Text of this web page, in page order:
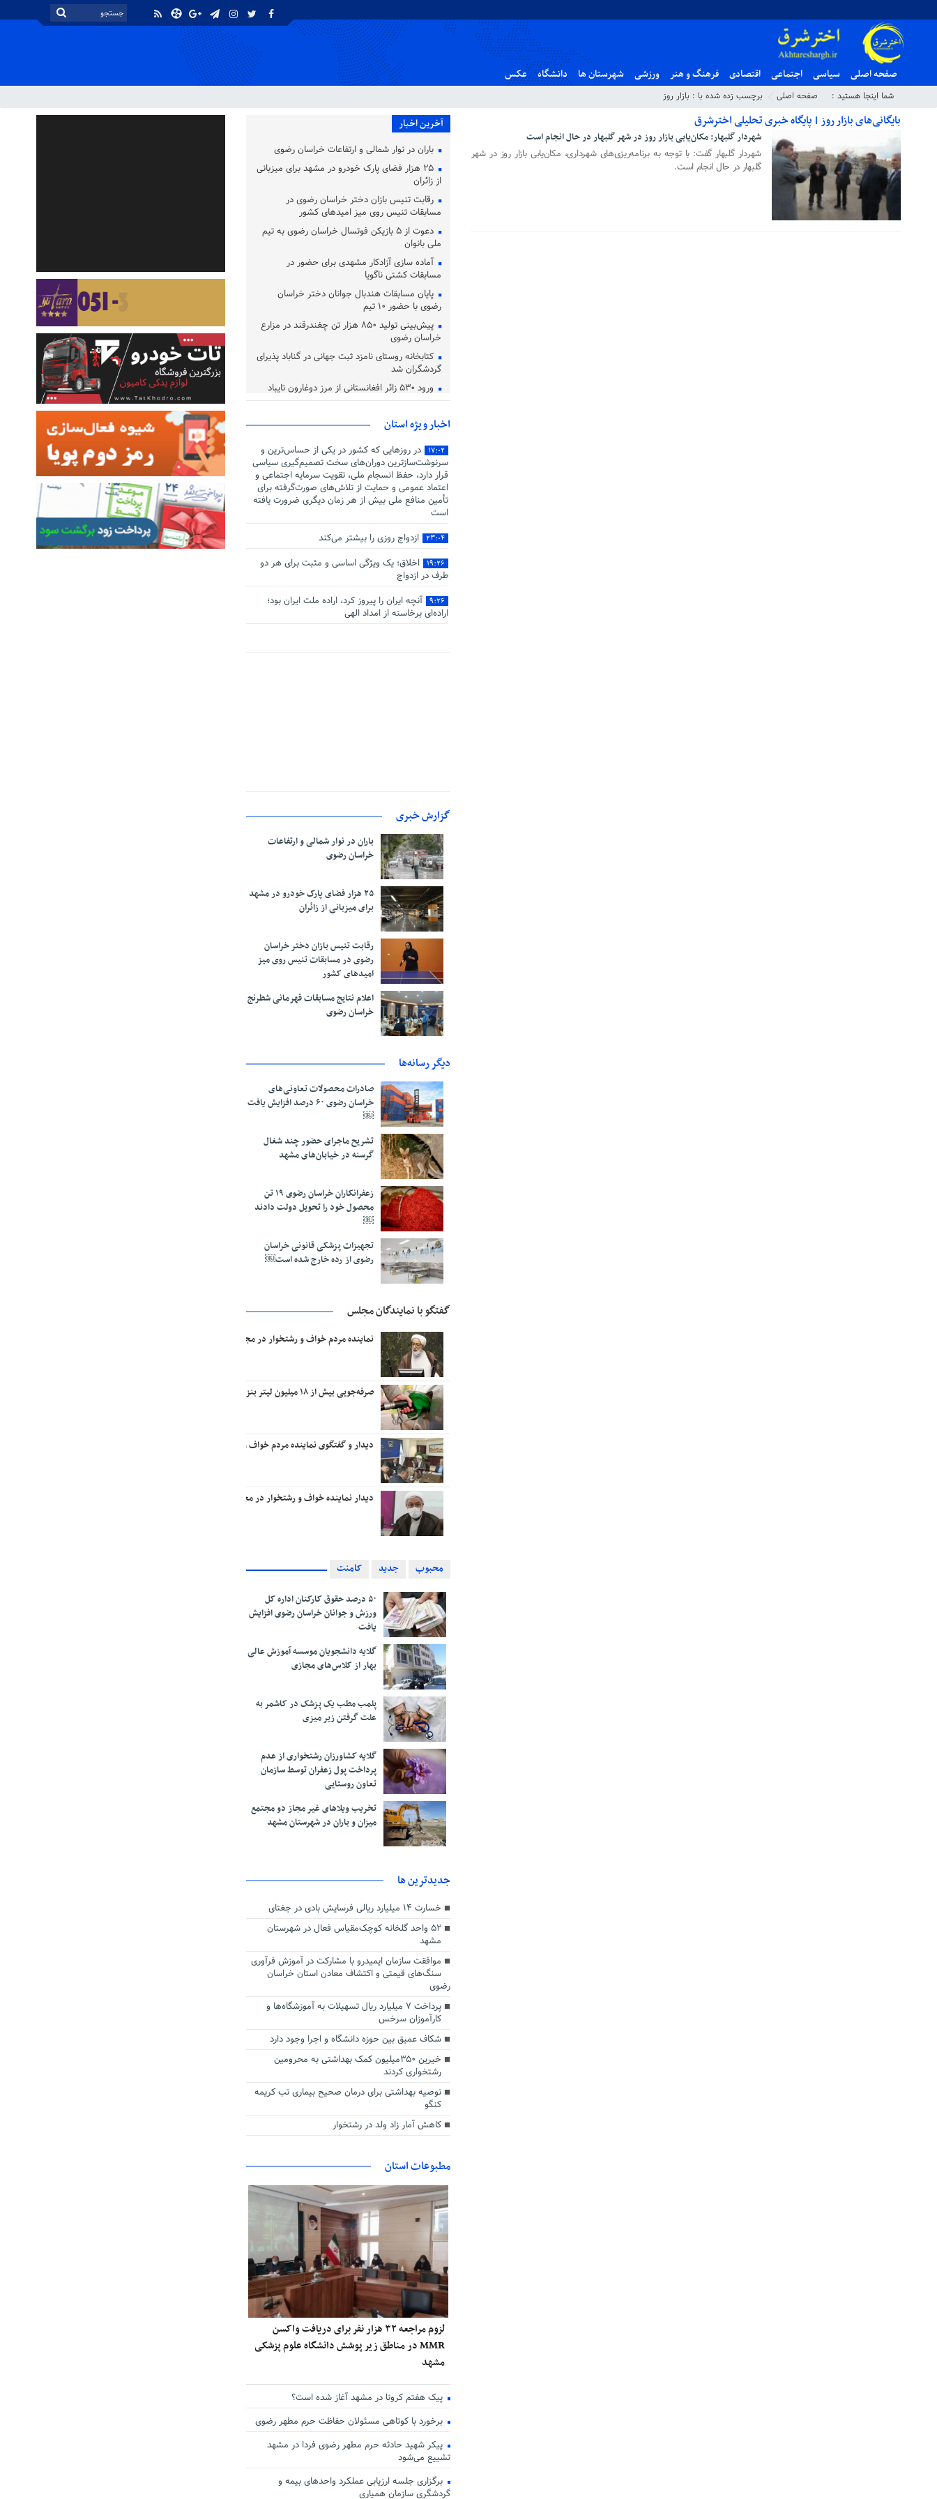
صفحه اصلی سیاسی اجتماعی اقتصادی فرهنگ و هنر ورزشی شهرستان ها دانشگاه عکس
شما اینجا هستید : صفحه اصلی برچسب زده شده با : بازار روز
بایگانی‌های بازار روز | پایگاه خبری تحلیلی اخترشرق
۲۶ آذر ۱۳۹۸
شهردار گلبهار: مکان‌یابی بازار روز در شهر گلبهار در حال انجام است
شهردار گلبهار گفت: با توجه به برنامه‌ریزی‌های شهرداری، مکان‌یابی بازار روز در شهر
گلبهار در حال انجام است.
آخرین اخبار
باران در نوار شمالی و ارتفاعات خراسان رضوی
۲۵ هزار فضای پارک خودرو در مشهد برای میزبانی
از زائران
رقابت تنیس بازان دختر خراسان رضوی در
مسابقات تنیس روی میز امیدهای کشور
دعوت از ۵ بازیکن فوتسال خراسان رضوی به تیم
ملی بانوان
آماده‌ سازی آزادکار مشهدی برای حضور در
مسابقات کشتی ناگویا
پایان مسابقات هندبال جوانان دختر خراسان
رضوی با حضور ۱۰ تیم
پیش‌بینی تولید ۸۵۰ هزار تن چغندرقند در مزارع
خراسان رضوی
کتابخانه روستای نامزد ثبت جهانی در گناباد پذیرای
گردشگران شد
ورود ۵۳۰ زائر افغانستانی از مرز دوغارون تایباد
اخبار ویژه استان
۱۷:۰۲
در روزهایی که کشور در یکی از حساس‌ترین و
سرنوشت‌سازترین دوران‌های سخت تصمیم‌گیری سیاسی
قرار دارد، حفظ انسجام ملی، تقویت سرمایه اجتماعی و
اعتماد عمومی و حمایت از تلاش‌های صورت‌گرفته برای
تأمین منافع ملی بیش از هر زمان دیگری ضرورت یافته
است
۲۳:۰۴ ازدواج روزی را بیشتر می‌کند
۱۹:۲۶
اخلاق؛ یک ویژگی اساسی و مثبت برای هر دو
طرف در ازدواج
۹:۲۶
آنچه ایران را پیروز کرد، اراده ملت ایران بود؛
اراده‌ای برخاسته از امداد الهی
گزارش خبری
باران در نوار شمالی و ارتفاعات
خراسان رضوی
۲۵ هزار فضای پارک خودرو در مشهد
برای میزبانی از زائران
رقابت تنیس بازان دختر خراسان
رضوی در مسابقات تنیس روی میز
امیدهای کشور
اعلام نتایج مسابقات قهرمانی شطرنج
خراسان رضوی
دیگر رسانه‌ها
صادرات محصولات تعاونی‌های
خراسان رضوی ۶۰ درصد افزایش یافت
￼
تشریح ماجرای حضور چند شغال
گرسنه در خیابان‌های مشهد
زعفرانکاران خراسان رضوی ۱۹ تن
محصول خود را تحویل دولت دادند
￼
تجهیزات پزشکی قانونی خراسان
رضوی از رده خارج شده است￼
گفتگو با نمایندگان مجلس
نماینده مردم خواف و رشتخوار در مجلس: تا وقتی متون درسی متحول نشود تحول در مجموعه‌های آموزشی
صرفه‌جویی بیش از ۱۸ میلیون لیتر بنزین در منطقه تربت‌حیدریه￼
دیدار و گفتگوی نماینده مردم خواف و رشتخوار در مجلس با وزیر راه و شهرسازی
دیدار نماینده خواف و رشتخوار در مجلس با وزیر میراث فرهنگی، گردشگری و صنایع‌دستی￼
محبوب جدید کامنت
۵۰ درصد حقوق کارکنان اداره کل
ورزش و جوانان خراسان رضوی افزایش
یافت
گلایه دانشجویان موسسه آموزش عالی
بهار از کلاس‌های مجازی
پلمب مطب یک پزشک در کاشمر به
علت گرفتن زیر میزی
گلایه کشاورزان رشتخواری از عدم
پرداخت پول زعفران توسط سازمان
تعاون روستایی
تخریب ویلاهای غیر مجاز دو مجتمع
میزان و باران در شهرستان مشهد
جديدترين ها
خسارت ۱۴ میلیارد ریالی فرسایش بادی در جغتای
۵۲ واحد گلخانه کوچک‌مقیاس فعال در شهرستان
مشهد
موافقت سازمان ایمیدرو با مشارکت در آموزش فرآوری
سنگ‌های قیمتی و اکتشاف معادن استان خراسان
رضوی
پرداخت ۷ میلیارد ریال تسهیلات به آموزشگاه‌ها و
کارآموزان سرخس
شکاف عمیق بین حوزه دانشگاه و اجرا وجود دارد
خیرین ۳۵۰میلیون کمک بهداشتی به محرومین
رشتخواری کردند
توصیه بهداشتی برای درمان صحیح بیماری تب کریمه
کنگو
کاهش آمار زاد ولد در رشتخوار
مطبوعات استان
لزوم مراجعه ۳۲ هزار نفر برای دریافت واکسن
MMR در مناطق زیر پوشش دانشگاه علوم پزشکی
مشهد
پیک هفتم کرونا در مشهد آغاز شده است؟
برخورد با کوتاهی مسئولان حفاظت حرم مطهر رضوی
پیکر شهید حادثه حرم مطهر رضوی فردا در مشهد
تشییع می‌شود
برگزاری جلسه ارزیابی عملکرد واحدهای بیمه و
گردشگری سازمان همیاری